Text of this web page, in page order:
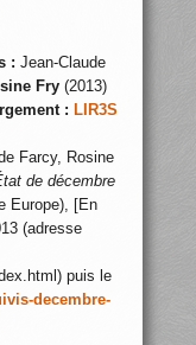
: Jean-Claude
Fry(2013)
: LIR3S
Farcy, Rosine
de décembre
Europe), [En
(adresse
puis le
decembre-